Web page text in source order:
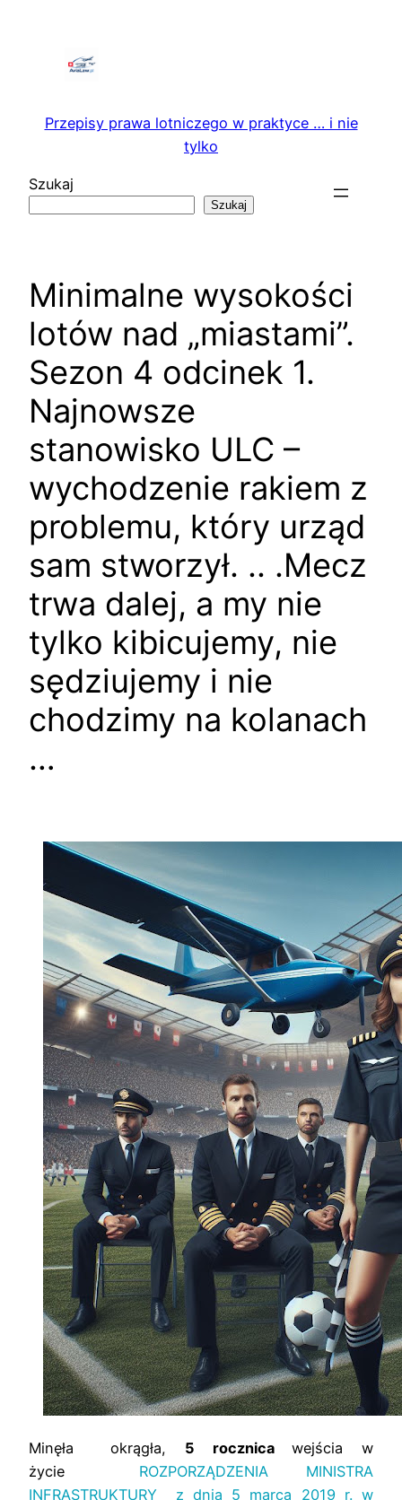
Przepisy prawa lotniczego w praktyce … i nie
tylko
Szukaj
Szukaj
Minimalne wysokości
lotów nad „miastami”.
Sezon 4 odcinek 1.
Najnowsze
stanowisko ULC –
wychodzenie rakiem z
problemu, który urząd
sam stworzył. .. .Mecz
trwa dalej, a my nie
tylko kibicujemy, nie
sędziujemy i nie
chodzimy na kolanach
…
Minęła okrągła, 5 rocznicawejścia w
życie
ROZPORZĄDZENIA MINISTRA
INFRASTRUKTURY z dnia 5 marca 2019 r. w